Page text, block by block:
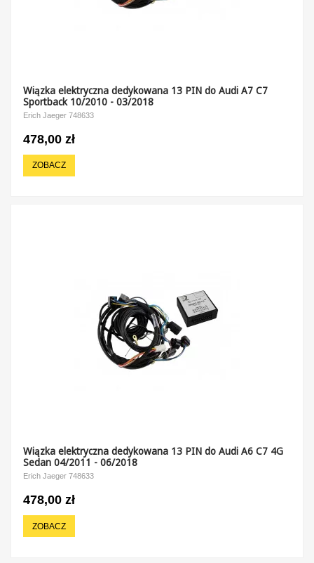
Wiązka elektryczna dedykowana 13 PIN do Audi A7 C7
Sportback 10/2010 - 03/2018
Erich Jaeger 748633
478,00 zł
ZOBACZ
Wiązka elektryczna dedykowana 13 PIN do Audi A6 C7 4G
Sedan 04/2011 - 06/2018
Erich Jaeger 748633
478,00 zł
ZOBACZ